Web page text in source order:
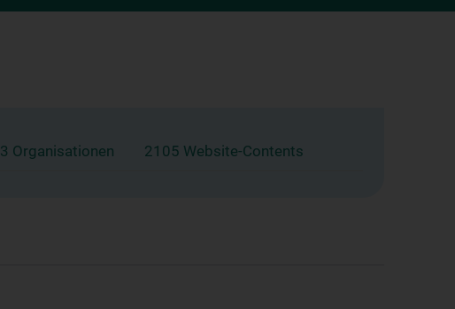
3 Organisationen 2105 Website-Contents